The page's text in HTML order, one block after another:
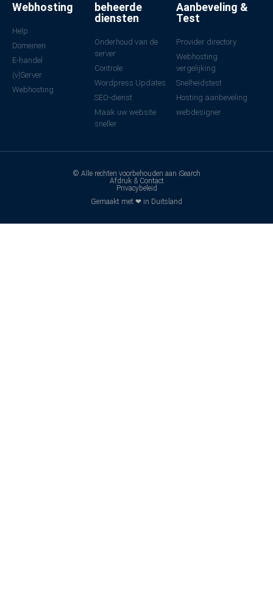
Webhosting
Help
Domeinen
E-handel
(v)Server
Webhosting
beheerde
diensten
Onderhoud van de
server
Controle
Wordpress Updates
SEO-dienst
Maak uw website
sneller
Aanbeveling &
Test
Provider directory
Webhosting
vergelijking
Snelheidstest
Hosting aanbeveling
webdesigner
© Alle rechten voorbehouden aan iSearch
Afdruk & Contact
Privacybeleid
Gemaakt met ❤ in Duitsland